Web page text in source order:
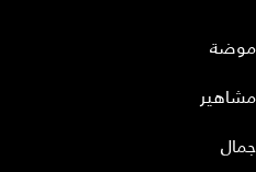
موضة
مشاهير
جمال